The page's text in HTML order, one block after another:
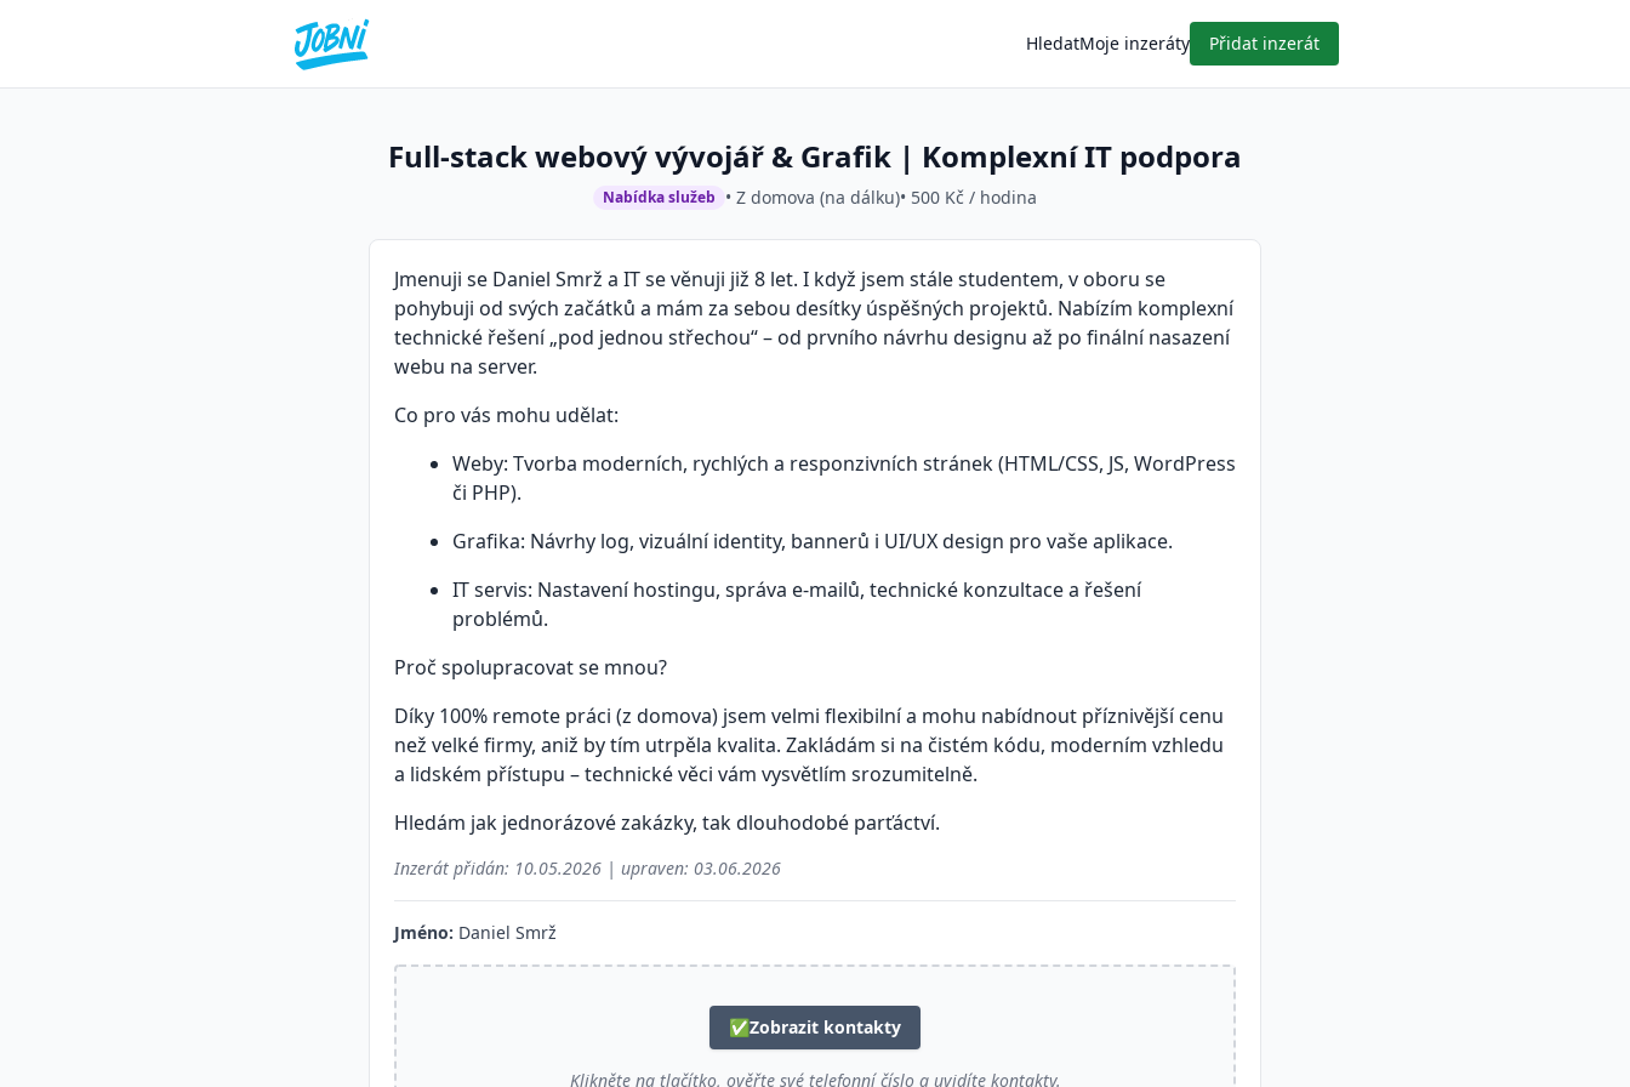
HledatMoje inzeráty Přidat inzerát
Full-stack webový vývojář & Grafik | Komplexní IT podpora
Nabídka služeb • Z domova (na dálku)• 500 Kč / hodina
Jmenuji se Daniel Smrž a IT se věnuji již 8 let. I když jsem stále studentem, v oboru se
pohybuji od svých začátků a mám za sebou desítky úspěšných projektů. Nabízím komplexní
technické řešení „pod jednou střechou“ – od prvního návrhu designu až po finální nasazení
webu na server.
Co pro vás mohu udělat:
Weby: Tvorba moderních, rychlých a responzivních stránek (HTML/CSS, JS, WordPress
či PHP).
Grafika: Návrhy log, vizuální identity, bannerů i UI/UX design pro vaše aplikace.
IT servis: Nastavení hostingu, správa e-mailů, technické konzultace a řešení
problémů.
Proč spolupracovat se mnou?
Díky 100% remote práci (z domova) jsem velmi flexibilní a mohu nabídnout příznivější cenu
než velké firmy, aniž by tím utrpěla kvalita. Zakládám si na čistém kódu, moderním vzhledu
a lidském přístupu – technické věci vám vysvětlím srozumitelně.
Hledám jak jednorázové zakázky, tak dlouhodobé parťáctví.
Inzerát přidán: 10.05.2026 | upraven: 03.06.2026
Jméno: Daniel Smrž
✅Zobrazit kontakty
Klikněte na tlačítko, ověřte své telefonní číslo a uvidíte kontakty.